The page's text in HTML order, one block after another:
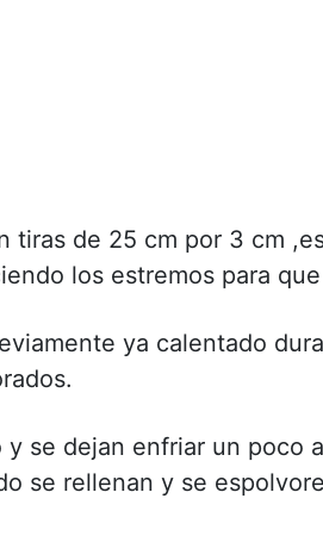
tiras de 25 cm por 3 cm
los estremos para
ya calentado
se dejan enfriar un poco
se rellenan y se